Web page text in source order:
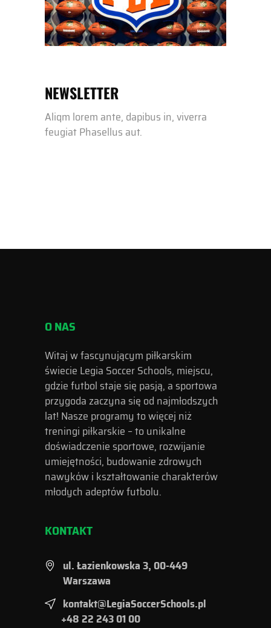
NEWSLETTER
Aliqm lorem ante, dapibus in, viverra
feugiat Phasellus aut.
O NAS
Witaj w fascynującym piłkarskim
świecie Legia Soccer Schools, miejscu,
gdzie futbol staje się pasją, a sportowa
przygoda zaczyna się od najmłodszych
lat! Nasze programy to więcej niż
treningi piłkarskie – to unikalne
doświadczenie sportowe, rozwijanie
umiejętności, budowanie zdrowych
nawyków i kształtowanie charakterów
młodych adeptów futbolu.
KONTAKT
ul. Łazienkowska 3, 00-449
Warszawa
kontakt@LegiaSoccerSchools.pl
+48 22 243 01 00